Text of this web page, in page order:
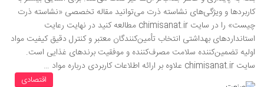
کاربردها و ویژگی‌های نشاسته ذرت می‌توانید مقاله تخصصی «نشاسته ذرت
چیست» را در سایت chimisanat.ir مطالعه کنید در نهایت رعایت
استانداردهای بهداشتی انتخاب تأمین‌کنندگان معتبر و کنترل دقیق کیفیت مواد
اولیه تضمین‌کننده سلامت مصرف‌کننده و موفقیت برندهای غذایی است.
سایت chimisanat.ir علاوه بر ارائه اطلاعات کاربردی درباره مواد …
اقتصادی